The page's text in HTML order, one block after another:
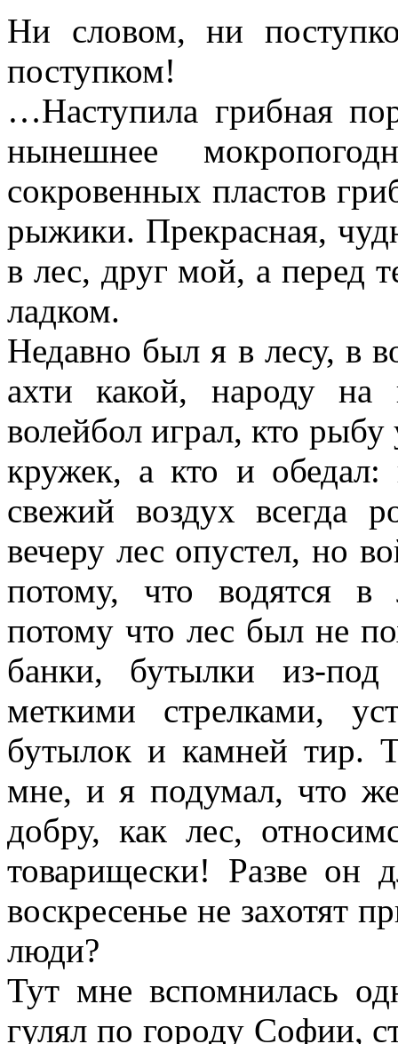
Ни словом, ни
поступком!
…Наступила грибная
нынешнее
сокровенных пластов
рыжики. Прекрасная,
в лес, друг мой, а перед
ладком.
Недавно был я в лесу, в
ахти какой, народу
волейбол играл, кто рыбу
кружек, а кто и обедал:
свежий воздух всегда
вечеру лес опустел, но
потому, что водятся в
потому что лес был не
банки, бутылки из-
меткими стрелками,
бутылок и камней тир.
мне, и я подумал, что
добру, как лес,
товарищески! Разве он
воскресенье не захотят
люди?
Тут мне вспомнилась
гулял по городу Софии,